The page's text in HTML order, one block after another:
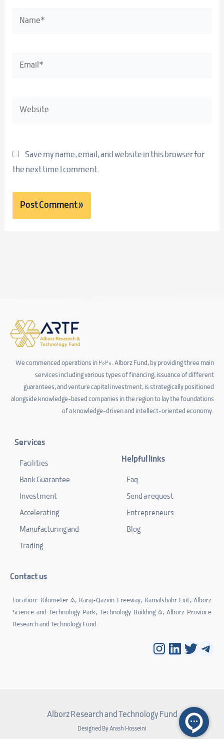
Name*
Email*
Website
Save my name, email, and website in this browser for
the next time I comment.
We commenced operations in 2020. Alborz Fund, by providing three main
services including various types of financing, issuance of different
guarantees, and venture capital investment, is strategically positioned
alongside knowledge-based companies in the region to lay the foundations
of a knowledge-driven and intellect-oriented economy.
Services
Facilities
Bank Guarantee
Investment
Accelerating
Manufacturing and
Trading
Helpful links
Faq
Send a request
Entrepreneurs
Blog
Contact us
Location: Kilometer 5, Karaj-Qazvin Freeway, Kamalshahr Exit, Alborz
Science and Technology Park, Technology Building 5, Alborz Province
Research and Technology Fund.
Instagram
LinkedIn
Twitter
Alborz Research and Technology Fund
Designed By Arash Hosseini